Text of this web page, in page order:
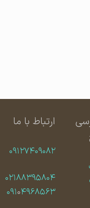
ارتباط با ما
۰۹۱۲۷۴۰۹۰۸۲
۰۲۱۸۸۳۹۵۸۰۴
۰۹۱۰۴۹۶۸۵۶۳